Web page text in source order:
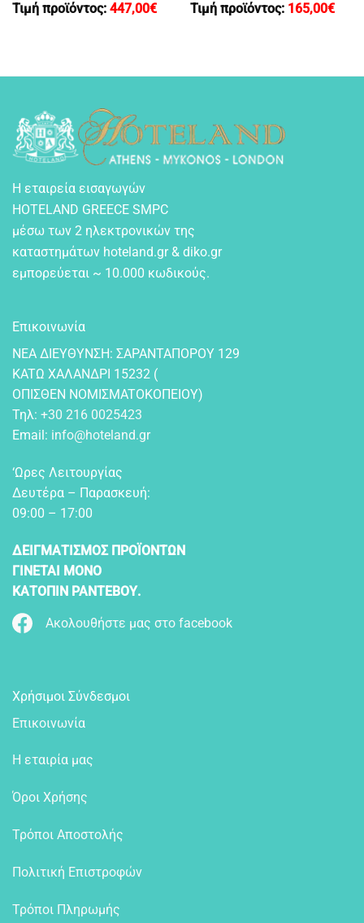
Τιμή προϊόντος: 447,00€
Τιμή προϊόντος: 165,00€
Η εταιρεία εισαγωγών
HOTELAND GREECE SMPC
μέσω των 2 ηλεκτρονικών της
καταστημάτων hoteland.gr & diko.gr
εμπορεύεται ~ 10.000 κωδικούς.
Επικοινωνία
NEA ΔIEYΘYNΣH: ΣAPANTAΠOPOY 129
KATΩ XAΛANΔPI 15232 (
OΠIΣΘEN NOMIΣMATOKOΠEIOY)
Τηλ: +30 216 0025423
Email: info@hoteland.gr
‘Ωρες Λειτουργίας
Δευτέρα – Παρασκευή:
09:00 – 17:00
ΔΕΙΓΜΑΤΙΣΜΟΣ ΠΡΟΪΟΝΤΩΝ
ΓΙΝΕΤΑΙ ΜΟΝΟ
ΚΑΤΟΠΙΝ ΡΑΝΤΕΒΟΥ.
Ακολουθήστε μας στο facebook
Χρήσιμοι Σύνδεσμοι
Επικοινωνία
Η εταιρία μας
Όροι Χρήσης
Τρόποι Αποστολής
Πολιτική Επιστροφών
Τρόποι Πληρωμής